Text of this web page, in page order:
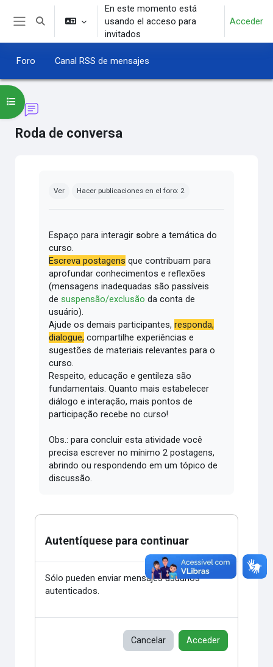
Salta al contenido principal
Selector de búsqueda de entrada
En este momento está
usando el acceso para
invitados
Acceder
Foro Canal RSS de mensajes
Roda de conversa
Abrir índice del curso
Ver Hacer publicaciones en el foro: 2
Espaço para interagir sobre a temática do
curso.
Escreva postagens que contribuam para
aprofundar conhecimentos e reflexões
(mensagens inadequadas são passíveis
desuspensão/exclusão da conta de
usuário).
Ajude os demais participantes,responda,
dialogue, compartilhe experiências e
sugestões de materiais relevantes para o
curso.
Respeito, educação e gentileza são
fundamentais.Quanto mais estabelecer
diálogo e interação, mais pontos de
participação recebe no curso!
Obs.: para concluir esta atividade você
precisa escrever no mínimo 2 postagens,
abrindo ou respondendo em um tópico de
discussão.
Autentíquese para continuar
Sólo pueden enviar mensajes usuarios
autenticados.
Cancelar Acceder